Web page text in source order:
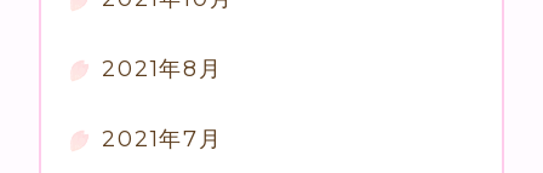
2021年8月
2021年7月